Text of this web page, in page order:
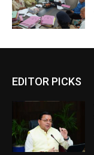
EDITOR PICKS